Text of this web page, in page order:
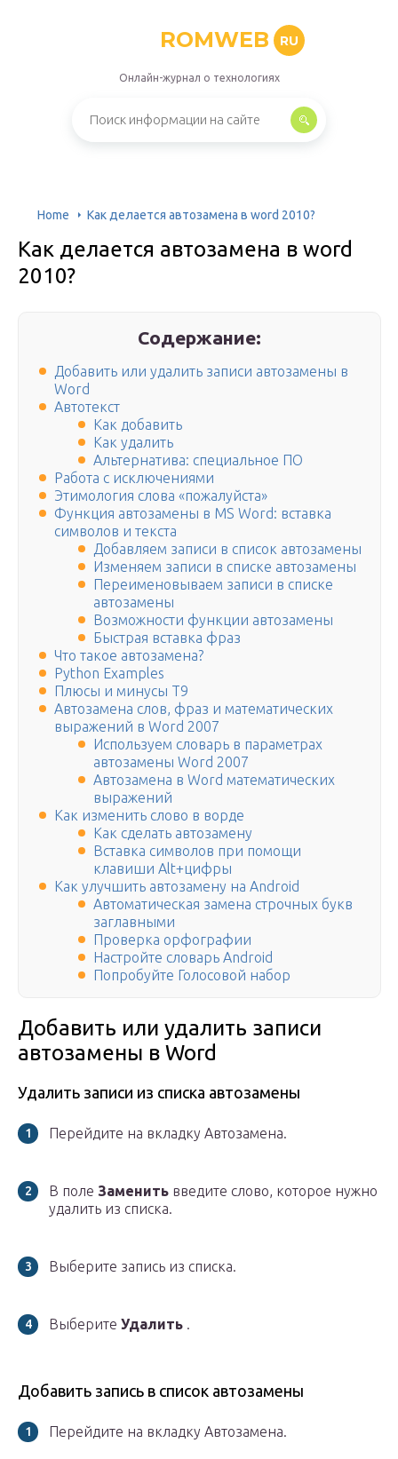
ROMWEB RU
Онлайн-журнал о технологиях
Home Как делается автозамена в word 2010?
Как делается автозамена в word
2010?
Содержание:
Добавить или удалить записи автозамены в
Word
Автотекст
Как добавить
Как удалить
Альтернатива: специальное ПО
Работа с исключениями
Этимология слова «пожалуйста»
Функция автозамены в MS Word: вставка
символов и текста
Добавляем записи в список автозамены
Изменяем записи в списке автозамены
Переименовываем записи в списке
автозамены
Возможности функции автозамены
Быстрая вставка фраз
Что такое автозамена?
Python Examples
Плюсы и минусы Т9
Автозамена слов, фраз и математических
выражений в Word 2007
Используем словарь в параметрах
автозамены Word 2007
Автозамена в Word математических
выражений
Как изменить слово в ворде
Как сделать автозамену
Вставка символов при помощи
клавиши Alt+цифры
Как улучшить автозамену на Android
Автоматическая замена строчных букв
заглавными
Проверка орфографии
Настройте словарь Android
Попробуйте Голосовой набор
Добавить или удалить записи
автозамены в Word
Удалить записи из списка автозамены
Перейдите на вкладку Автозамена.
В поле Заменить введите слово, которое нужно
удалить из списка.
Выберите запись из списка.
Выберите Удалить .
Добавить запись в список автозамены
Перейдите на вкладку Автозамена.